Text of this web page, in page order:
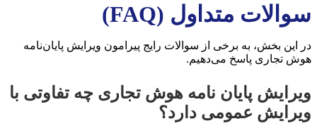
سوالات متداول (FAQ)
در این بخش، به برخی از سوالات رایج پیرامون ویرایش پایان‌نامه
هوش تجاری پاسخ می‌دهیم.
ویرایش پایان نامه هوش تجاری چه تفاوتی با
ویرایش عمومی دارد؟